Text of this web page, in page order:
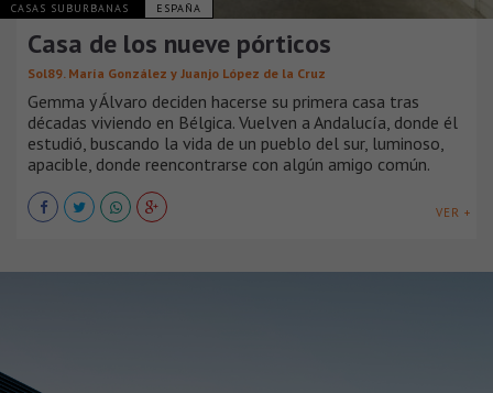
CASAS SUBURBANAS ESPAÑA
Casa de los nueve pórticos
Sol89. María González y Juanjo López de la Cruz
Gemma y Álvaro deciden hacerse su primera casa tras
décadas viviendo en Bélgica. Vuelven a Andalucía, donde él
estudió, buscando la vida de un pueblo del sur, luminoso,
apacible, donde reencontrarse con algún amigo común.
VER +